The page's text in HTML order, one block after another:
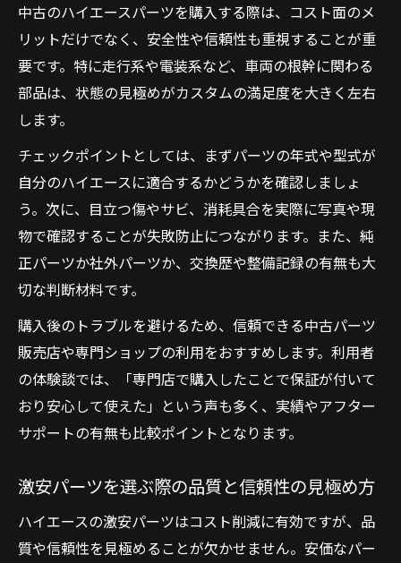
中古のハイエースパーツを購入する際は、コスト面のメ
リットだけでなく、安全性や信頼性も重視することが重
要です。特に走行系や電装系など、車両の根幹に関わる
部品は、状態の見極めがカスタムの満足度を大きく左右
します。
チェックポイントとしては、まずパーツの年式や型式が
自分のハイエースに適合するかどうかを確認しましょ
う。次に、目立つ傷やサビ、消耗具合を実際に写真や現
物で確認することが失敗防止につながります。また、純
正パーツか社外パーツか、交換歴や整備記録の有無も大
切な判断材料です。
購入後のトラブルを避けるため、信頼できる中古パーツ
販売店や専門ショップの利用をおすすめします。利用者
の体験談では、「専門店で購入したことで保証が付いて
おり安心して使えた」という声も多く、実績やアフター
サポートの有無も比較ポイントとなります。
激安パーツを選ぶ際の品質と信頼性の見極め方
ハイエースの激安パーツはコスト削減に有効ですが、品
質や信頼性を見極めることが欠かせません。安価なパー